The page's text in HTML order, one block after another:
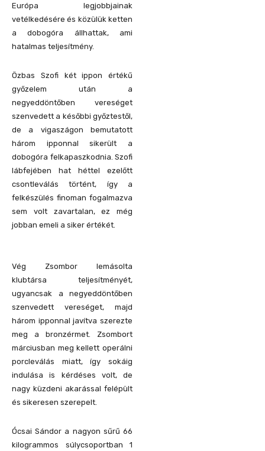
Európa legjobbjainak
vetélkedésére és közülük ketten
a dobogóra állhattak, ami
hatalmas teljesítmény.
Özbas Szofi két ippon értékű
győzelem után a
negyeddöntőben vereséget
szenvedett a későbbi győztestől,
de a vigaszágon bemutatott
három ipponnal sikerült a
dobogóra felkapaszkodnia. Szofi
lábfejében hat héttel ezelőtt
csontleválás történt, így a
felkészülés finoman fogalmazva
sem volt zavartalan, ez még
jobban emeli a siker értékét.
Vég Zsombor lemásolta
klubtársa teljesítményét,
ugyancsak a negyeddöntőben
szenvedett vereséget, majd
három ipponnal javítva szerezte
meg a bronzérmet. Zsombort
márciusban meg kellett operálni
porcleválás miatt, így sokáig
indulása is kérdéses volt, de
nagy küzdeni akarással felépült
és sikeresen szerepelt.
Ócsai Sándor a nagyon sűrű 66
kilogrammos súlycsoportban 1